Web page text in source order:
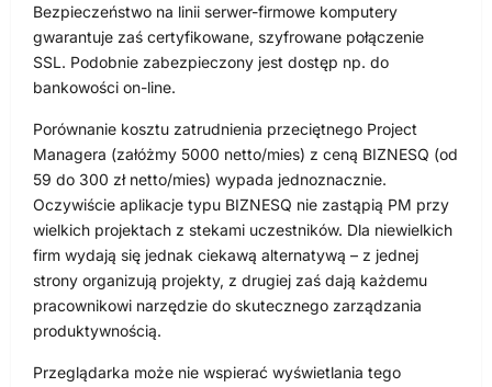
Bezpieczeństwo na linii serwer-firmowe komputery
gwarantuje zaś certyfikowane, szyfrowane połączenie
SSL. Podobnie zabezpieczony jest dostęp np. do
bankowości on-line.
Porównanie kosztu zatrudnienia przeciętnego Project
Managera (załóżmy 5000 netto/mies) z ceną BIZNESQ (od
59 do 300 zł netto/mies) wypada jednoznacznie.
Oczywiście aplikacje typu BIZNESQ nie zastąpią PM przy
wielkich projektach z stekami uczestników. Dla niewielkich
firm wydają się jednak ciekawą alternatywą – z jednej
strony organizują projekty, z drugiej zaś dają każdemu
pracownikowi narzędzie do skutecznego zarządzania
produktywnością.
Przeglądarka może nie wspierać wyświetlania tego